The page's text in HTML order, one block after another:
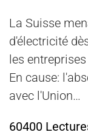
La Suisse
d'électricité
les
En cause:
avec l'Union…
60400